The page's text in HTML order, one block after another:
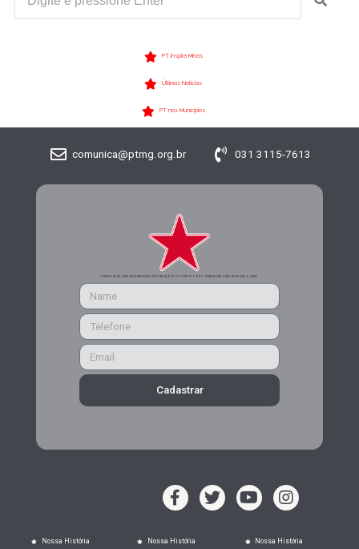
PT Inspira Minas
Últimas Notícias
PT nos Municípios
comunica@ptmg.org.br 031 3115-7613
CADASTRE-SE PARA RECEBER MAIS INFORMAÇÕES DO PARTIDO DOS TRABALHADORES DE MINAS GERAIS
Cadastrar
Nossa História Nossa História Nossa História